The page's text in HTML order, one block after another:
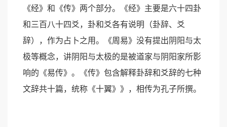
《经》和《传》两个部分。《经》主要是六十四卦
和三百八十四爻，卦和爻各有说明（卦辞、爻
辞），作为占卜之用。《周易》没有提出阴阳与太
极等概念，讲阴阳与太极的是被道家与阴阳家所影
响的《易传》。《传》包含解释卦辞和爻辞的七种
文辞共十篇，统称《十翼》》，相传为孔子所撰。